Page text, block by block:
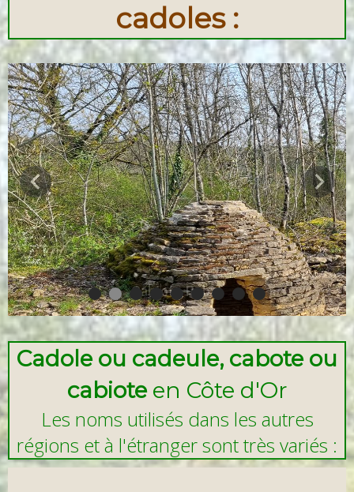
cadoles :
Cabiote Robin
Cadole ou cadeule, cabote ou
cabioteen Côte d'Or
Les noms utilisés dans les autres
régions et à l'étranger sont très variés :